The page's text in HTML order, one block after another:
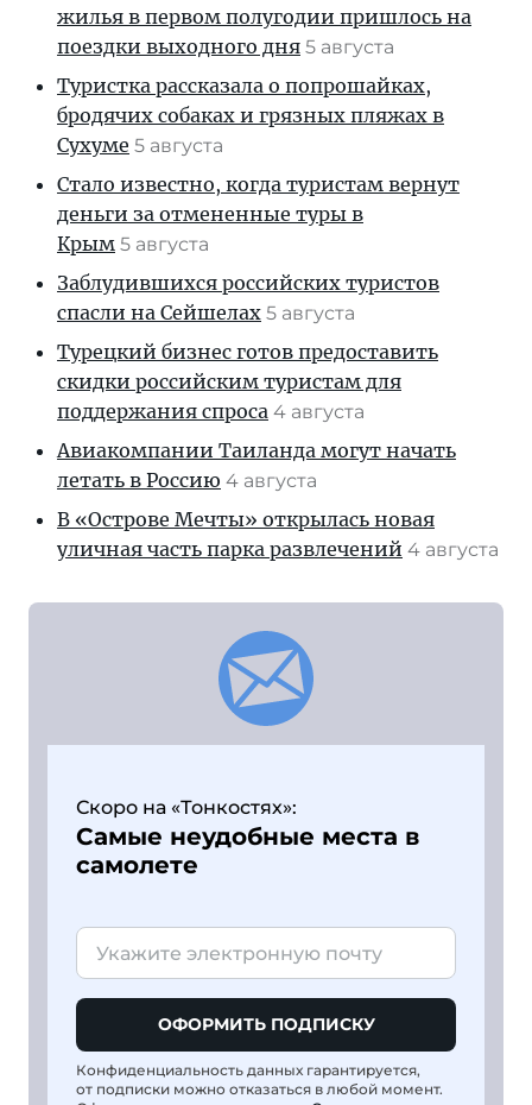
жилья в первом полугодии пришлось на
поездки выходного дня 5 августа
Туристка рассказала о попрошайках,
бродячих собаках и грязных пляжах в
Сухуме 5 августа
Стало известно, когда туристам вернут
деньги за отмененные туры в
Крым 5 августа
Заблудившихся российских туристов
спасли на Сейшелах 5 августа
Турецкий бизнес готов предоставить
скидки российским туристам для
поддержания спроса 4 августа
Авиакомпании Таиланда могут начать
летать в Россию 4 августа
В «Острове Мечты» открылась новая
уличная часть парка развлечений 4 августа
Скоро на «Тонкостях»:
Самые неудобные места в
самолете
ОФОРМИТЬ ПОДПИСКУ
Конфиденциальность данных гарантируется,
от подписки можно отказаться в любой момент.